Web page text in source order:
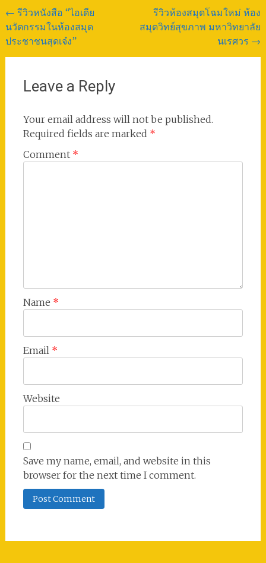
Post
navigation
← รีวิวหนังสือ “ไอเดีย
นวัตกรรมในห้องสมุด
ประชาชนสุดเจ๋ง”
รีวิวห้องสมุดโฉมใหม่ ห้อง
สมุดวิทย์สุขภาพ มหาวิทยาลัย
นเรศวร →
Leave a Reply
Your email address will not be published.
Required fields are marked *
Comment *
Name *
Email *
Website
Save my name, email, and website in this
browser for the next time I comment.